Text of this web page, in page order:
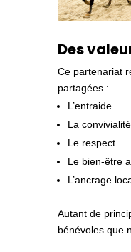
Des
Ce partenariat
partagées :
L’entraide
La convivialité
Le respect
Le bien-être
L’ancrage
Autant de
bénévoles que